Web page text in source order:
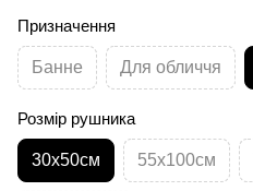
Призначення
Банне Для обличчя
Розмір рушника
30х50см 55х100см